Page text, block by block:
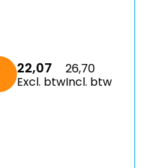
22,07
Excl. btw
26,70
Incl. btw